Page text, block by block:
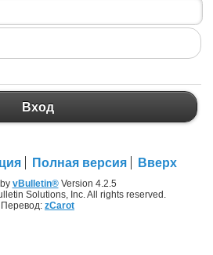
Вход
Полная версия Вверх
vBulletin®Version 4.2.5
Solutions, Inc. All rights reserved.
Перевод: zCarot